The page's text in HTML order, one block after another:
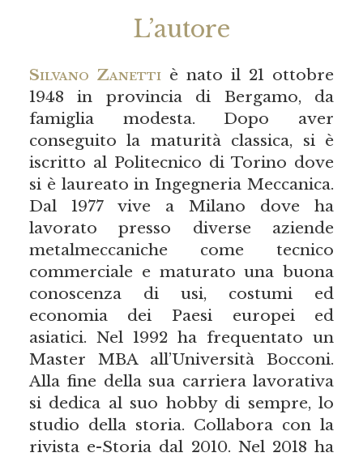
L’autore
Silvano Zanettiè nato il 21 ottobre
1948 in provincia di Bergamo, da
famiglia modesta. Dopo aver
conseguito la maturità classica, si è
iscritto al Politecnico di Torino dove
si è laureato in Ingegneria Meccanica.
Dal 1977 vive a Milano dove ha
lavorato presso diverse aziende
metalmeccaniche come tecnico
commerciale e maturato una buona
conoscenza di usi, costumi ed
economia dei Paesi europei ed
asiatici. Nel 1992 ha frequentato un
Master MBA all’Università Bocconi.
Alla fine della sua carriera lavorativa
si dedica al suo hobby di sempre, lo
studio della storia. Collabora con la
rivista e-Storia dal 2010. Nel 2018 ha